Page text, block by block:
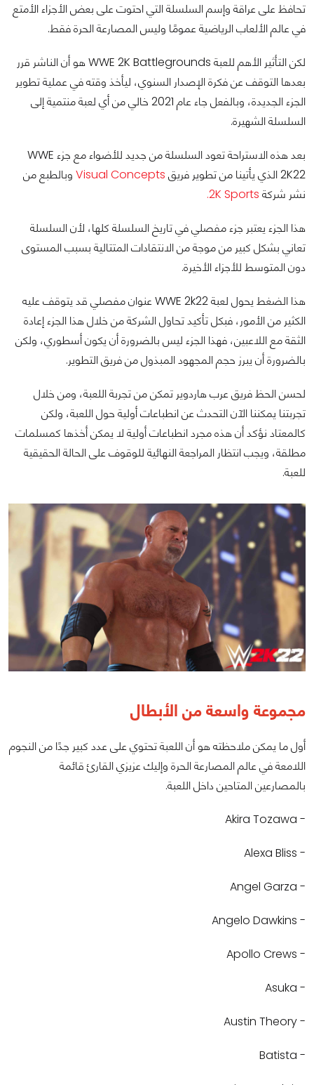
تحافظ على عراقة وإسم السلسلة التي احتوت على بعض الأجزاء الأمتع
في عالم الألعاب الرياضية عمومًا وليس المصارعة الحرة فقط.
لكن التأثير الأهم للعبة WWE 2K Battlegrounds هو أن الناشر قرر
بعدها التوقف عن فكرة الإصدار السنوي، ليأخذ وقته في عملية تطوير
الجزء الجديدة، وبالفعل جاء عام 2021 خالي من أي لعبة منتمية إلى
السلسلة الشهيرة.
بعد هذه الاستراحة تعود السلسلة من جديد للأضواء مع جزء WWE
2K22 الذي يأتينا من تطوير فريق
Visual Concepts وبالطبع من
نشر شركة
هذا الجزء يعتبر جزء مفصلي في تاريخ السلسلة كلها، لأن السلسلة
تعاني بشكل كبير من موجة من الانتقادات المتتالية بسبب المستوى
دون المتوسط للأجزاء الأخيرة.
هذا الضغط يحول لعبة WWE 2k22 عنوان مفصلي قد يتوقف عليه
الكثير من الأمور، فبكل تأكيد تحاول الشركة من خلال هذا الجزء إعادة
الثقة مع اللاعبين، فهذا الجزء ليس بالضرورة أن يكون أسطوري، ولكن
بالضرورة أن يبرز حجم المجهود المبذول من فريق التطوير.
لحسن الحظ فريق عرب هاردوير تمكن من تجربة اللعبة، ومن خلال
تجربتنا يمكننا الآن التحدث عن انطباعات أولية حول اللعبة، ولكن
كالمعتاد نؤكد أن هذه مجرد انطباعات أولية لا يمكن أخذها كمسلمات
مطلقة، ويجب انتظار المراجعة النهائية للوقوف على الحالة الحقيقية
للعبة.
مجموعة واسعة من الأبطال
أول ما يمكن ملاحظته هو أن اللعبة تحتوي على عدد كبير جدًا من النجوم
اللامعة في عالم المصارعة الحرة وإليك عزيزي القارئ قائمة
بالمصارعين المتاحين داخل اللعبة.
- Akira Tozawa
- Alexa Bliss
- Angel Garza
- Angelo Dawkins
- Apollo Crews
- Asuka
- Austin Theory
- Batista